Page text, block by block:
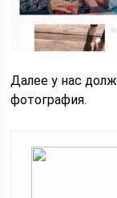
Далее у нас
фотография.